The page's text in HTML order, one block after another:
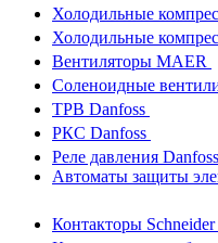
Холодильные
Холодильные
Вентиляторы MAER
Соленоидные
ТРВ Danfoss
РКС Danfoss
Реле давления Danfoss
Автоматы защиты
Контакторы